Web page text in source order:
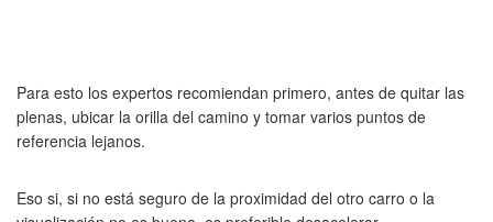
Para esto los expertos recomiendan primero, antes de quitar las
plenas, ubicar la orilla del camino y tomar varios puntos de
referencia lejanos.
Eso si, si no está seguro de la proximidad del otro carro o la